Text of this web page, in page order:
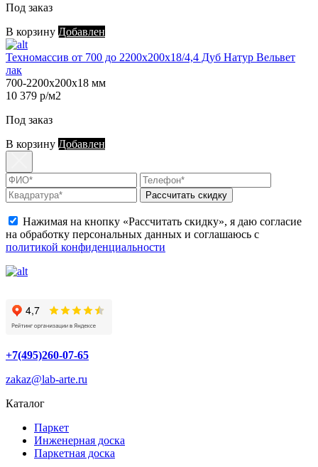
Под заказ
В корзину Добавлен
Техномассив от 700 до 2200х200х18/4,4 Дуб Натур Вельвет
лак
700-2200х200х18 мм
10 379 р/м2
Под заказ
В корзину Добавлен
Рассчитать скидку
Нажимая на кнопку «Рассчитать скидку», я даю согласие
на обработку персональных данных и соглашаюсь с
политикой конфиденциальности
+7(495)260-07-65
zakaz@lab-arte.ru
Каталог
Паркет
Инженерная доска
Паркетная доска